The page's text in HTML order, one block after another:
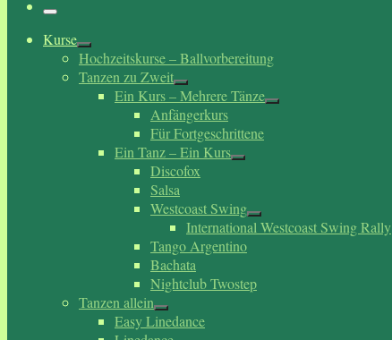
Menü
Kurse
Hochzeitskurse – Ballvorbereitung
Tanzen zu Zweit
Ein Kurs – Mehrere Tänze
Anfängerkurs
Für Fortgeschrittene
Ein Tanz – Ein Kurs
Discofox
Salsa
Westcoast Swing
International Westcoast Swing Rally
Tango Argentino
Bachata
Nightclub Twostep
Tanzen allein
Easy Linedance